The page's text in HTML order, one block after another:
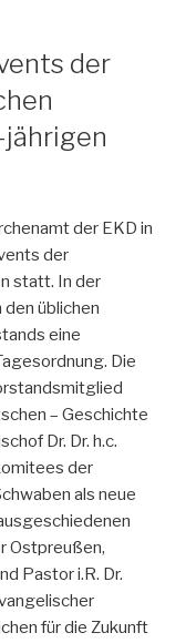
der
jährigen
der EKD in
der
statt. In der
üblichen
eine
Die
– Geschichte
Dr. Dr. h.c.
der
als neue
Ostpreußen,
Pastor i.R. Dr.
für die Zukunft